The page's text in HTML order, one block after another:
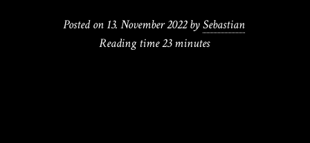
Posted on 13. November 2022 bySebastian
Reading time23 minutes